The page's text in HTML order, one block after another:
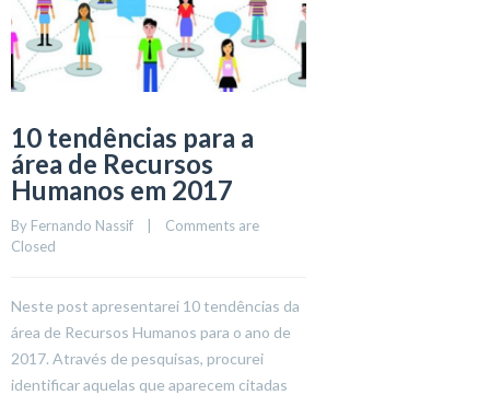
10 tendências para a
área de Recursos
Humanos em 2017
By Fernando Nassif
Comments are
Closed
Neste post apresentarei 10 tendências da
área de Recursos Humanos para o ano de
2017. Através de pesquisas, procurei
identificar aquelas que aparecem citadas